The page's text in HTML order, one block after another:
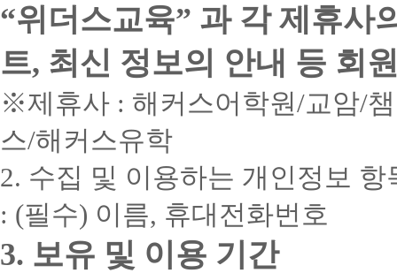
“위더스교육” 과 각 제휴사
트, 최신 정보의 안내 등 회
※제휴사 : 해커스어학원/교암/
스/해커스유학
2. 수집 및 이용하는 개인정보 항
: (필수) 이름, 휴대전화번호
3. 보유 및 이용 기간